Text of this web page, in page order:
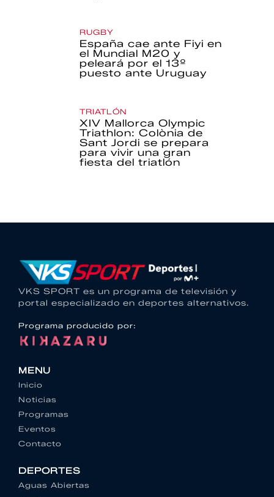
RUGBY
España cae ante Fiyi en
el Mundial M20 y
peleará por el 13º
puesto ante Uruguay
TRIATLÓN
XIV Mallorca Olympic
Triathlon: Colònia de
Sant Jordi se prepara
para vivir una gran
fiesta del triatlón
VKS SPORT es un programa de televisión y
portal especializado en deportes alternativos.
Programa producido por:
MENU
Inicio
Noticias
Programas
Eventos
Contacto
DEPORTES
Aguas Abiertas